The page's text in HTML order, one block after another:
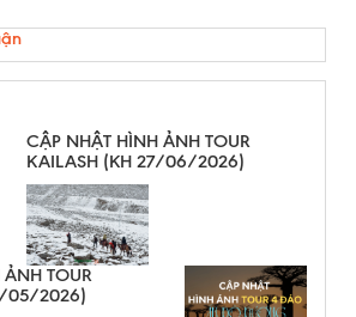
CẬP NHẬT HÌNH ẢNH TOUR
KAILASH (KH 27/06/2026)
TOUR
05/2026)